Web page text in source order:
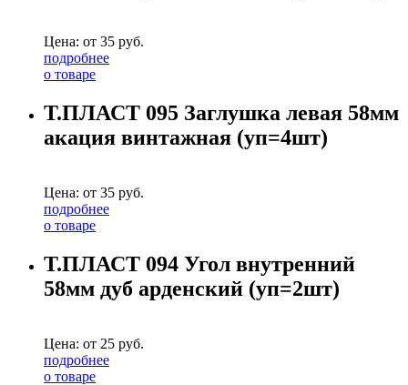
Цена: от 35 руб.
подробнее
о товаре
Т.ПЛАСТ 095 Заглушка левая 58мм
акация винтажная (уп=4шт)
Цена: от 35 руб.
подробнее
о товаре
Т.ПЛАСТ 094 Угол внутренний
58мм дуб арденский (уп=2шт)
Цена: от 25 руб.
подробнее
о товаре